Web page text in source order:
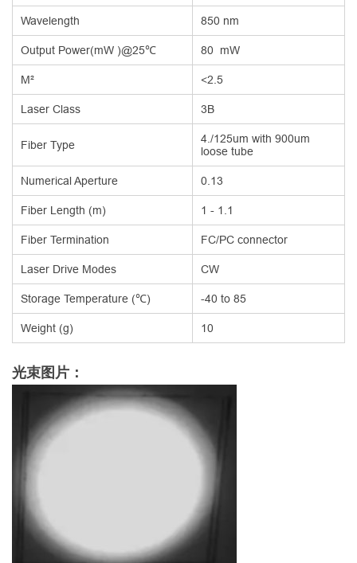
Wavelength
850 nm
Output Power(mW )@25℃
80 mW
M²
<2.5
Laser Class
3B
Fiber Type
4./125um with 900um
loose tube
Numerical Aperture
0.13
Fiber Length (m)
1 - 1.1
Fiber Termination
FC/PC connector
Laser Drive Modes
CW
Storage Temperature (℃)
-40 to 85
Weight (g)
10
光束图片：